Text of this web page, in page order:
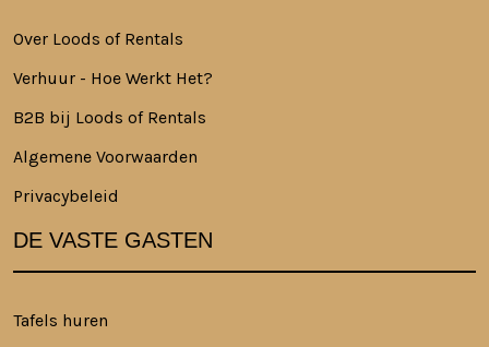
Over Loods of Rentals
Verhuur - Hoe Werkt Het?
B2B bij Loods of Rentals
Algemene Voorwaarden
Privacybeleid
DE VASTE GASTEN
Tafels huren